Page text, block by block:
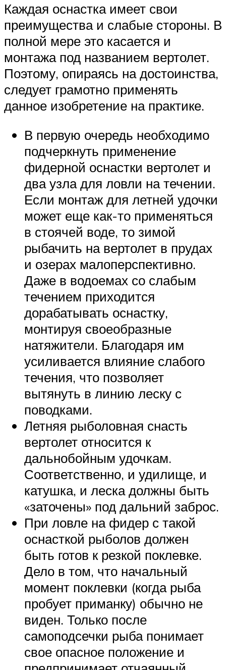
Каждая оснастка имеет свои
преимущества и слабые стороны. В
полной мере это касается и
монтажа под названием вертолет.
Поэтому, опираясь на достоинства,
следует грамотно применять
данное изобретение на практике.
В первую очередь необходимо
подчеркнуть применение
фидерной оснастки вертолет и
два узла для ловли на течении.
Если монтаж для летней удочки
может еще как-то применяться
в стоячей воде, то зимой
рыбачить на вертолет в прудах
и озерах малоперспективно.
Даже в водоемах со слабым
течением приходится
дорабатывать оснастку,
монтируя своеобразные
натяжители. Благодаря им
усиливается влияние слабого
течения, что позволяет
вытянуть в линию леску с
поводками.
Летняя рыболовная снасть
вертолет относится к
дальнобойным удочкам.
Соответственно, и удилище, и
катушка, и леска должны быть
«заточены» под дальний заброс.
При ловле на фидер с такой
оснасткой рыболов должен
быть готов к резкой поклевке.
Дело в том, что начальный
момент поклевки (когда рыба
пробует приманку) обычно не
виден. Только после
самоподсечки рыба понимает
свое опасное положение и